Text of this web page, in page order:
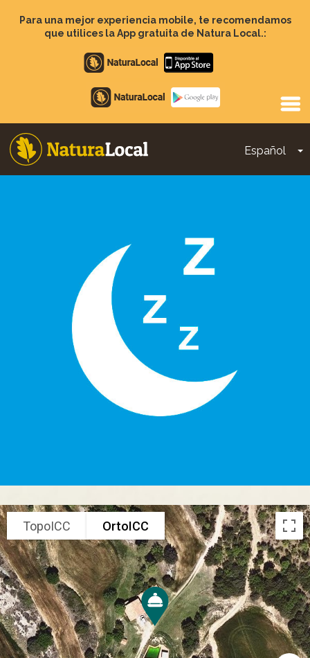
contenido
Para una mejor experiencia mobile, te recomendamos
que utilices la App gratuita de Natura Local.:
Apple
store
Google
Play
Español
Main
TopoICC OrtoICC